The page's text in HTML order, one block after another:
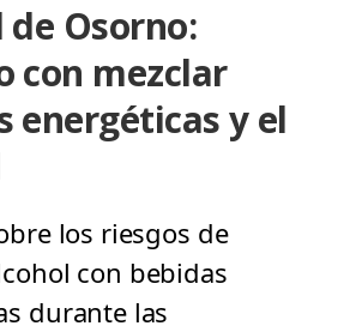
Osorno:
con mezclar
energéticas y el
los riesgos de
con bebidas
durante las